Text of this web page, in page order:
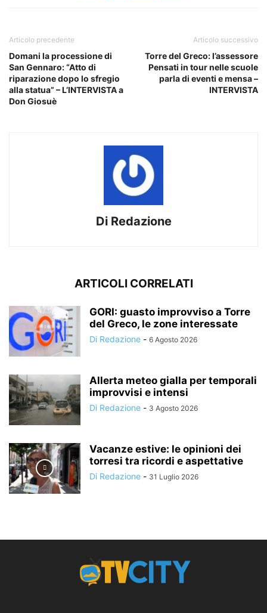
Articolo precedente
Domani la processione di
San Gennaro: “Atto di
riparazione dopo lo sfregio
alla statua” – L’INTERVISTA a
Don Giosuè
Articolo successivo
Torre del Greco: l’assessore
Pensati in tour nelle scuole
parla di eventi e mensa –
INTERVISTA
Di Redazione
ARTICOLI CORRELATI
GORI: guasto improvviso a Torre
del Greco, le zone interessate
Di Redazione - 6 Agosto 2026
Allerta meteo gialla per temporali
improvvisi e intensi
Di Redazione - 3 Agosto 2026
Vacanze estive: le opinioni dei
torresi tra ricordi e aspettative
Di Redazione - 31 Luglio 2026